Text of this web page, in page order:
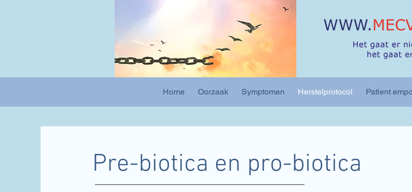
Home Oorzaak Symptomen Herstelprotocol Patient
Pre-biotica en pro-biotica